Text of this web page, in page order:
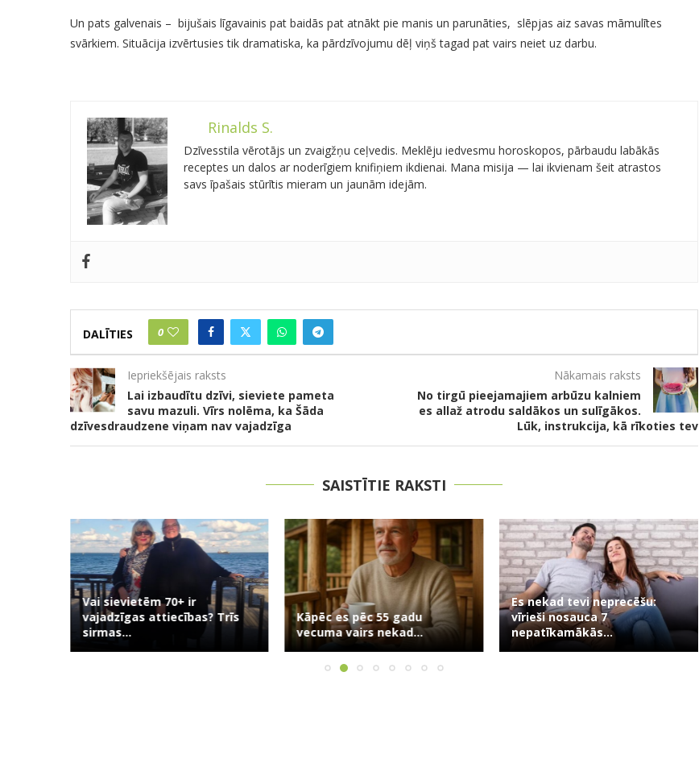
Un pats galvenais – bijušais līgavainis pat baidās pat atnākt pie manis un parunāties, slēpjas aiz savas māmulītes
svārkiem. Situācija izvērtusies tik dramatiska, ka pārdzīvojumu dēļ viņš tagad pat vairs neiet uz darbu.
Rinalds S.
Dzīvesstila vērotājs un zvaigžņu ceļvedis. Meklēju iedvesmu horoskopos, pārbaudu labākās
receptes un dalos ar noderīgiem knifiņiem ikdienai. Mana misija — lai ikvienam šeit atrastos
savs īpašais stūrītis mieram un jaunām idejām.
DALĪTIES 0
Iepriekšējais raksts
Lai izbaudītu dzīvi, sieviete pameta
savu mazuli. Vīrs nolēma, ka Šāda
dzīvesdraudzene viņam nav vajadzīga
Nākamais raksts
No tirgū pieejamajiem arbūzu kalniem
es allaž atrodu saldākos un sulīgākos.
Lūk, instrukcija, kā rīkoties tev
SAISTĪTIE RAKSTI
Vai sievietēm 70+ ir
vajadzīgas attiecības? Trīs
sirmas...
Kāpēc es pēc 55 gadu
vecuma vairs nekad...
Es nekad tevi neprecēšu:
vīrieši nosauca 7
nepatīkamākās...